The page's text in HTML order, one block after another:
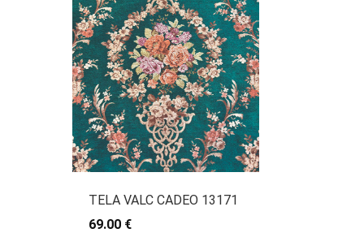
TELA VALC CADEO 13171
69.00 €